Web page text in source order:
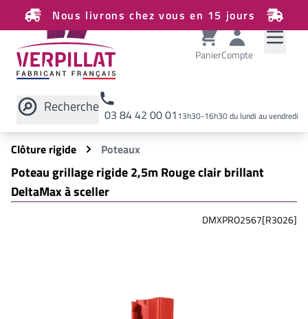
Nous livrons chez vous en 15 jours
PanierCompte
Recherche 03 84 42 00 0113h30-16h30 du lundi au vendredi
Rechercher sur le site
Clôture rigide
Poteaux
Poteau grillage rigide 2,5m Rouge clair brillant
DeltaMax à sceller
DMXPRO2567[R3026]